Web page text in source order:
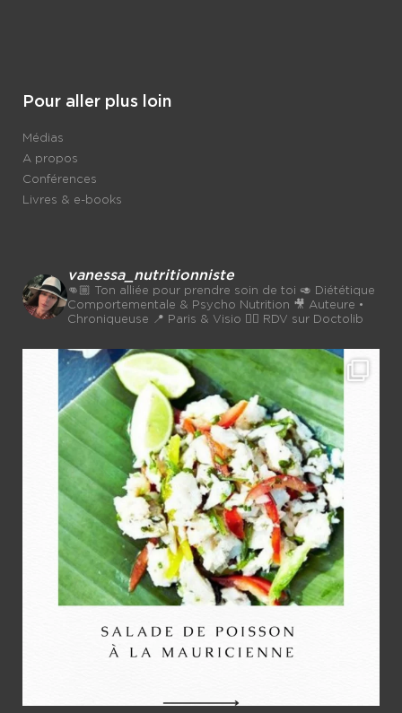
Pour aller plus loin
Médias
A propos
Conférences
Livres & e-books
vanessa_nutritionniste
👊🏼 Ton alliée pour prendre soin de toi 🥑 Diététique
Comportementale & Psycho Nutrition 🎥 Auteure •
Chroniqueuse 📍 Paris & Visio 👉🏼 RDV sur Doctolib